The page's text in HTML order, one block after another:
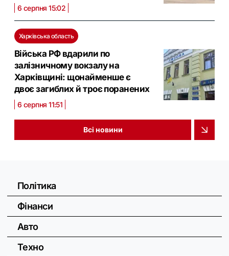
6 серпня 15:02
Харківська область
Війська РФ вдарили по
залізничному вокзалу на
Харківщині: щонайменше є
двоє загиблих й троє поранених
6 серпня 11:51
Всі новини
Політика
Фінанси
Авто
Техно